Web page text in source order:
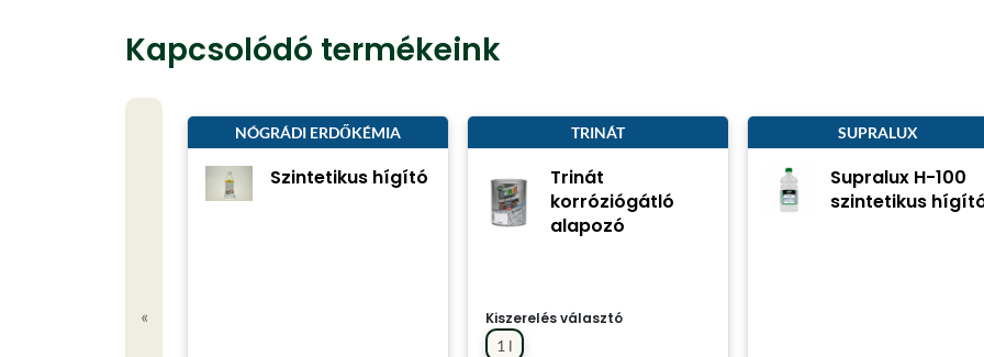
Kapcsolódó termékeink
«
NÓGRÁDI ERDŐKÉMIA
Szintetikus hígító
TRINÁT
Trinát
korróziógátló
alapozó
Kiszerelés választó
1 l
SUPRALUX
Supralux H-100
szintetikus